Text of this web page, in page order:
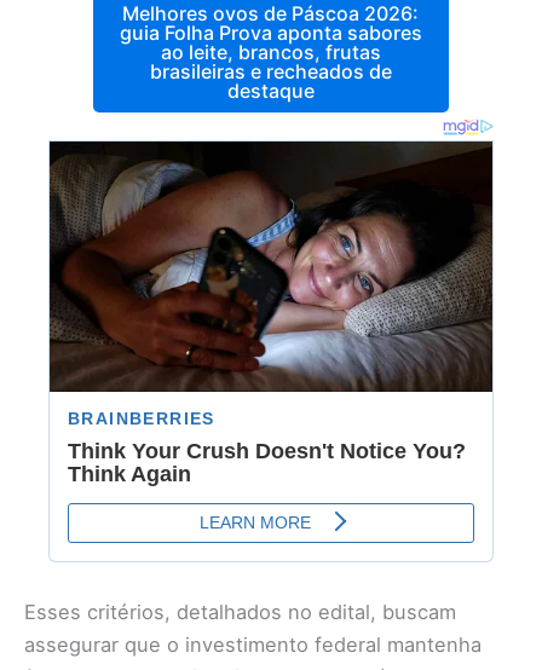
Melhores ovos de Páscoa 2026:
guia Folha Prova aponta sabores
ao leite, brancos, frutas
brasileiras e recheados de
destaque
Esses critérios, detalhados no edital, buscam
assegurar que o investimento federal mantenha